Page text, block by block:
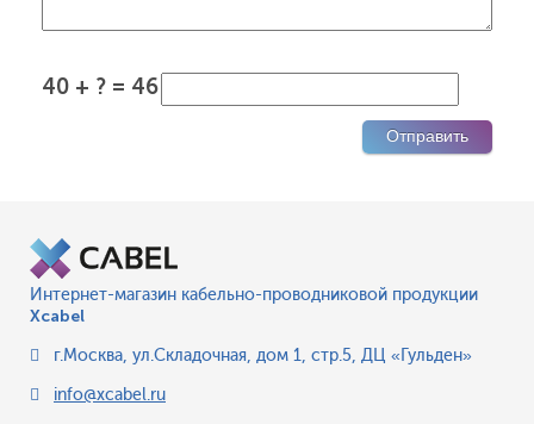
40 + ? = 46
Интернет-магазин кабельно-проводниковой продукции
Xcabel
г.Москва, ул.Складочная, дом 1, стр.5, ДЦ «Гульден»
info@xcabel.ru